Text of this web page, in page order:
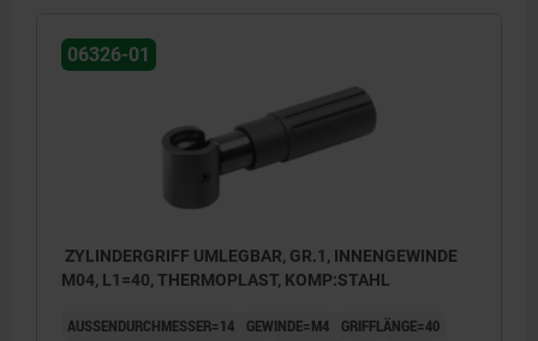
06326-01
ZYLINDERGRIFF UMLEGBAR, GR.1, INNENGEWINDE
M04, L1=40, THERMOPLAST, KOMP:STAHL
AUSSENDURCHMESSER=14 GEWINDE=M4
GRIFFLÄNGE=40